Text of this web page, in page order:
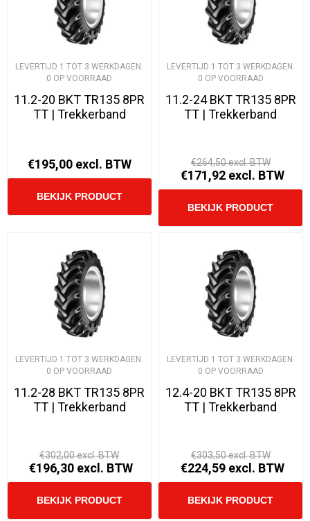
LEVERTIJD 1 TOT 3 WERKDAGEN.
0 OP VOORRAAD
11.2-20 BKT TR135 8PR
TT | Trekkerband
€195,00 excl. BTW
LEVERTIJD 1 TOT 3 WERKDAGEN.
0 OP VOORRAAD
11.2-24 BKT TR135 8PR
TT | Trekkerband
€264,50 excl. BTW
€171,92 excl. BTW
LEVERTIJD 1 TOT 3 WERKDAGEN.
0 OP VOORRAAD
11.2-28 BKT TR135 8PR
TT | Trekkerband
€302,00 excl. BTW
€196,30 excl. BTW
LEVERTIJD 1 TOT 3 WERKDAGEN.
0 OP VOORRAAD
12.4-20 BKT TR135 8PR
TT | Trekkerband
€303,50 excl. BTW
€224,59 excl. BTW